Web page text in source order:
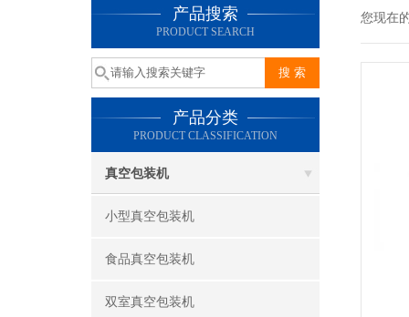
产品搜索
PRODUCT SEARCH
产品分类
PRODUCT CLASSIFICATION
真空包装机
小型真空包装机
食品真空包装机
双室真空包装机
您现在